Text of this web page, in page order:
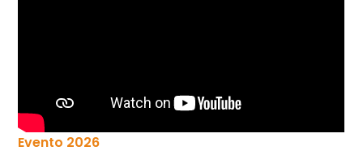
Evento 2026